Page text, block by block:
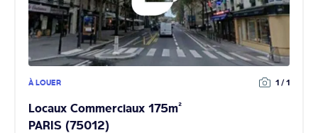
À LOUER 1 / 1
Locaux Commerciaux 175m²
PARIS (75012)